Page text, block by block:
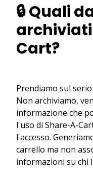
🔒 Quali
Cart?
Prendiamo sul
Non archiviamo,
informazione che
l'uso di Share-A-
l'accesso.
carrello ma non
informazioni su chi